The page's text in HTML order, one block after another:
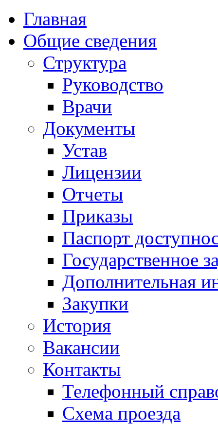
Главная
Общие сведения
Структура
Руководство
Врачи
Документы
Устав
Лицензии
Отчеты
Приказы
Паспорт
Государственное
Дополнительная
Закупки
История
Вакансии
Контакты
Телефонный
Схема проезда